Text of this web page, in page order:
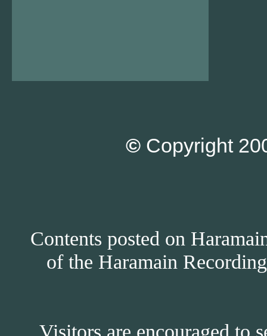
© Copyright
Contents posted on
of the Haramain
Visitors are encouraged to